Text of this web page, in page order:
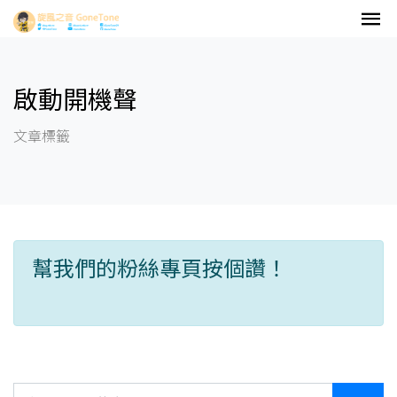
啟動開機聲
文章標籤
幫我們的粉絲專頁按個讚！